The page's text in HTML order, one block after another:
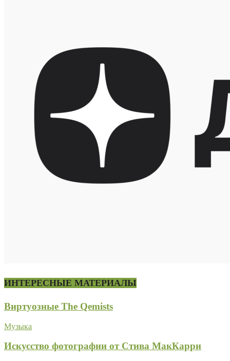
ИНТЕРЕСНЫЕ МАТЕРИАЛЫ
Виртуозные The Qemists
Музыка
Искусство фотографии от Стива МакКарри